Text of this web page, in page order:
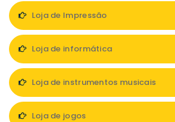
Loja de Impressão
Loja de informática
Loja de instrumentos musicais
Loja de jogos